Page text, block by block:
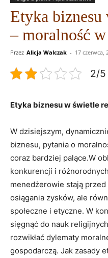
Etyka
– moralność
Przez Alicja Walczak - 17 czerwca,
2/5
Etyka biznesu w świetle
W dzisiejszym,
biznesu, pytania o
coraz bardziej palące.W
konkurencji i
menedżerowie stają
osiągania zysków, ale
społeczne i etyczne. W
sięgnąć do nauk
rozwikłać dylematy
gospodarczą. Jak zasady